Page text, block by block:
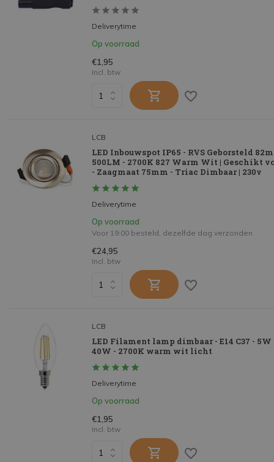
Deliverytime
Op voorraad
€1,95
Incl. btw
LCB
LED Inbouwspot IP65 - RVS Geborsteld
500LM - 2700K 827 Warm Wit | Geschikt
- Zaagmaat 75mm - Triac Dimbaar | 230v
Deliverytime
Op voorraad
Voor 19:00 besteld, dezelfde dag verzonden
€24,95
Incl. btw
LCB
LED Filament lamp dimbaar - E14 C37 -
40W - 2700K warm wit licht
Deliverytime
Op voorraad
€1,95
Incl. btw